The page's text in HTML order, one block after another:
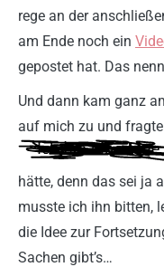
rege an der
am Ende noch ein
gepostet hat. Das
Und dann kam ganz
auf mich zu und
hätte, denn das sei ja
musste ich ihn bitten,
die Idee zur
Sachen gibt’s…